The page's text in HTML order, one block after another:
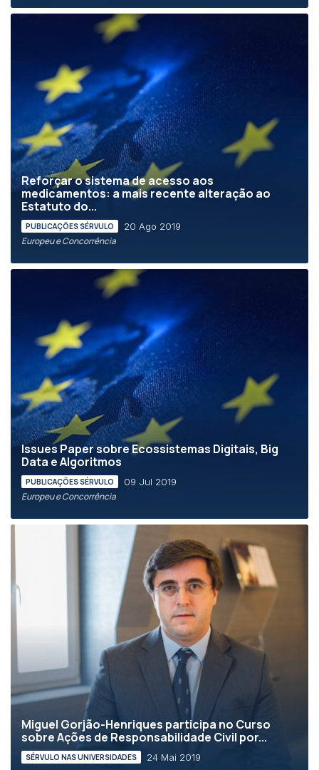
Reforçar o sistema de acesso aos
medicamentos: a mais recente alteração ao
Estatuto do...
PUBLICAÇÕES SÉRVULO 20 Ago 2019
Europeu e Concorrência
Issues Paper sobre Ecossistemas Digitais, Big
Data e Algoritmos
PUBLICAÇÕES SÉRVULO 09 Jul 2019
Europeu e Concorrência
Miguel Gorjão-Henriques participa no Curso
sobre Ações de Responsabilidade Civil por...
SÉRVULO NAS UNIVERSIDADES 24 Mai 2019